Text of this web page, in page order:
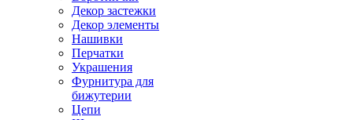
Декор застежки
Декор элементы
Нашивки
Перчатки
Украшения
Фурнитура для
бижутерии
Цепи